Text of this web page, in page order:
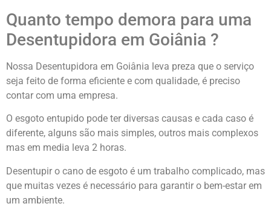
Quanto tempo demora para uma
Desentupidora em Goiânia ?
Nossa Desentupidora em Goiânia leva preza que o serviço
seja feito de forma eficiente e com qualidade, é preciso
contar com uma empresa.
O esgoto entupido pode ter diversas causas e cada caso é
diferente, alguns são mais simples, outros mais complexos
mas em media leva 2 horas.
Desentupir o cano de esgoto é um trabalho complicado, mas
que muitas vezes é necessário para garantir o bem-estar em
um ambiente.